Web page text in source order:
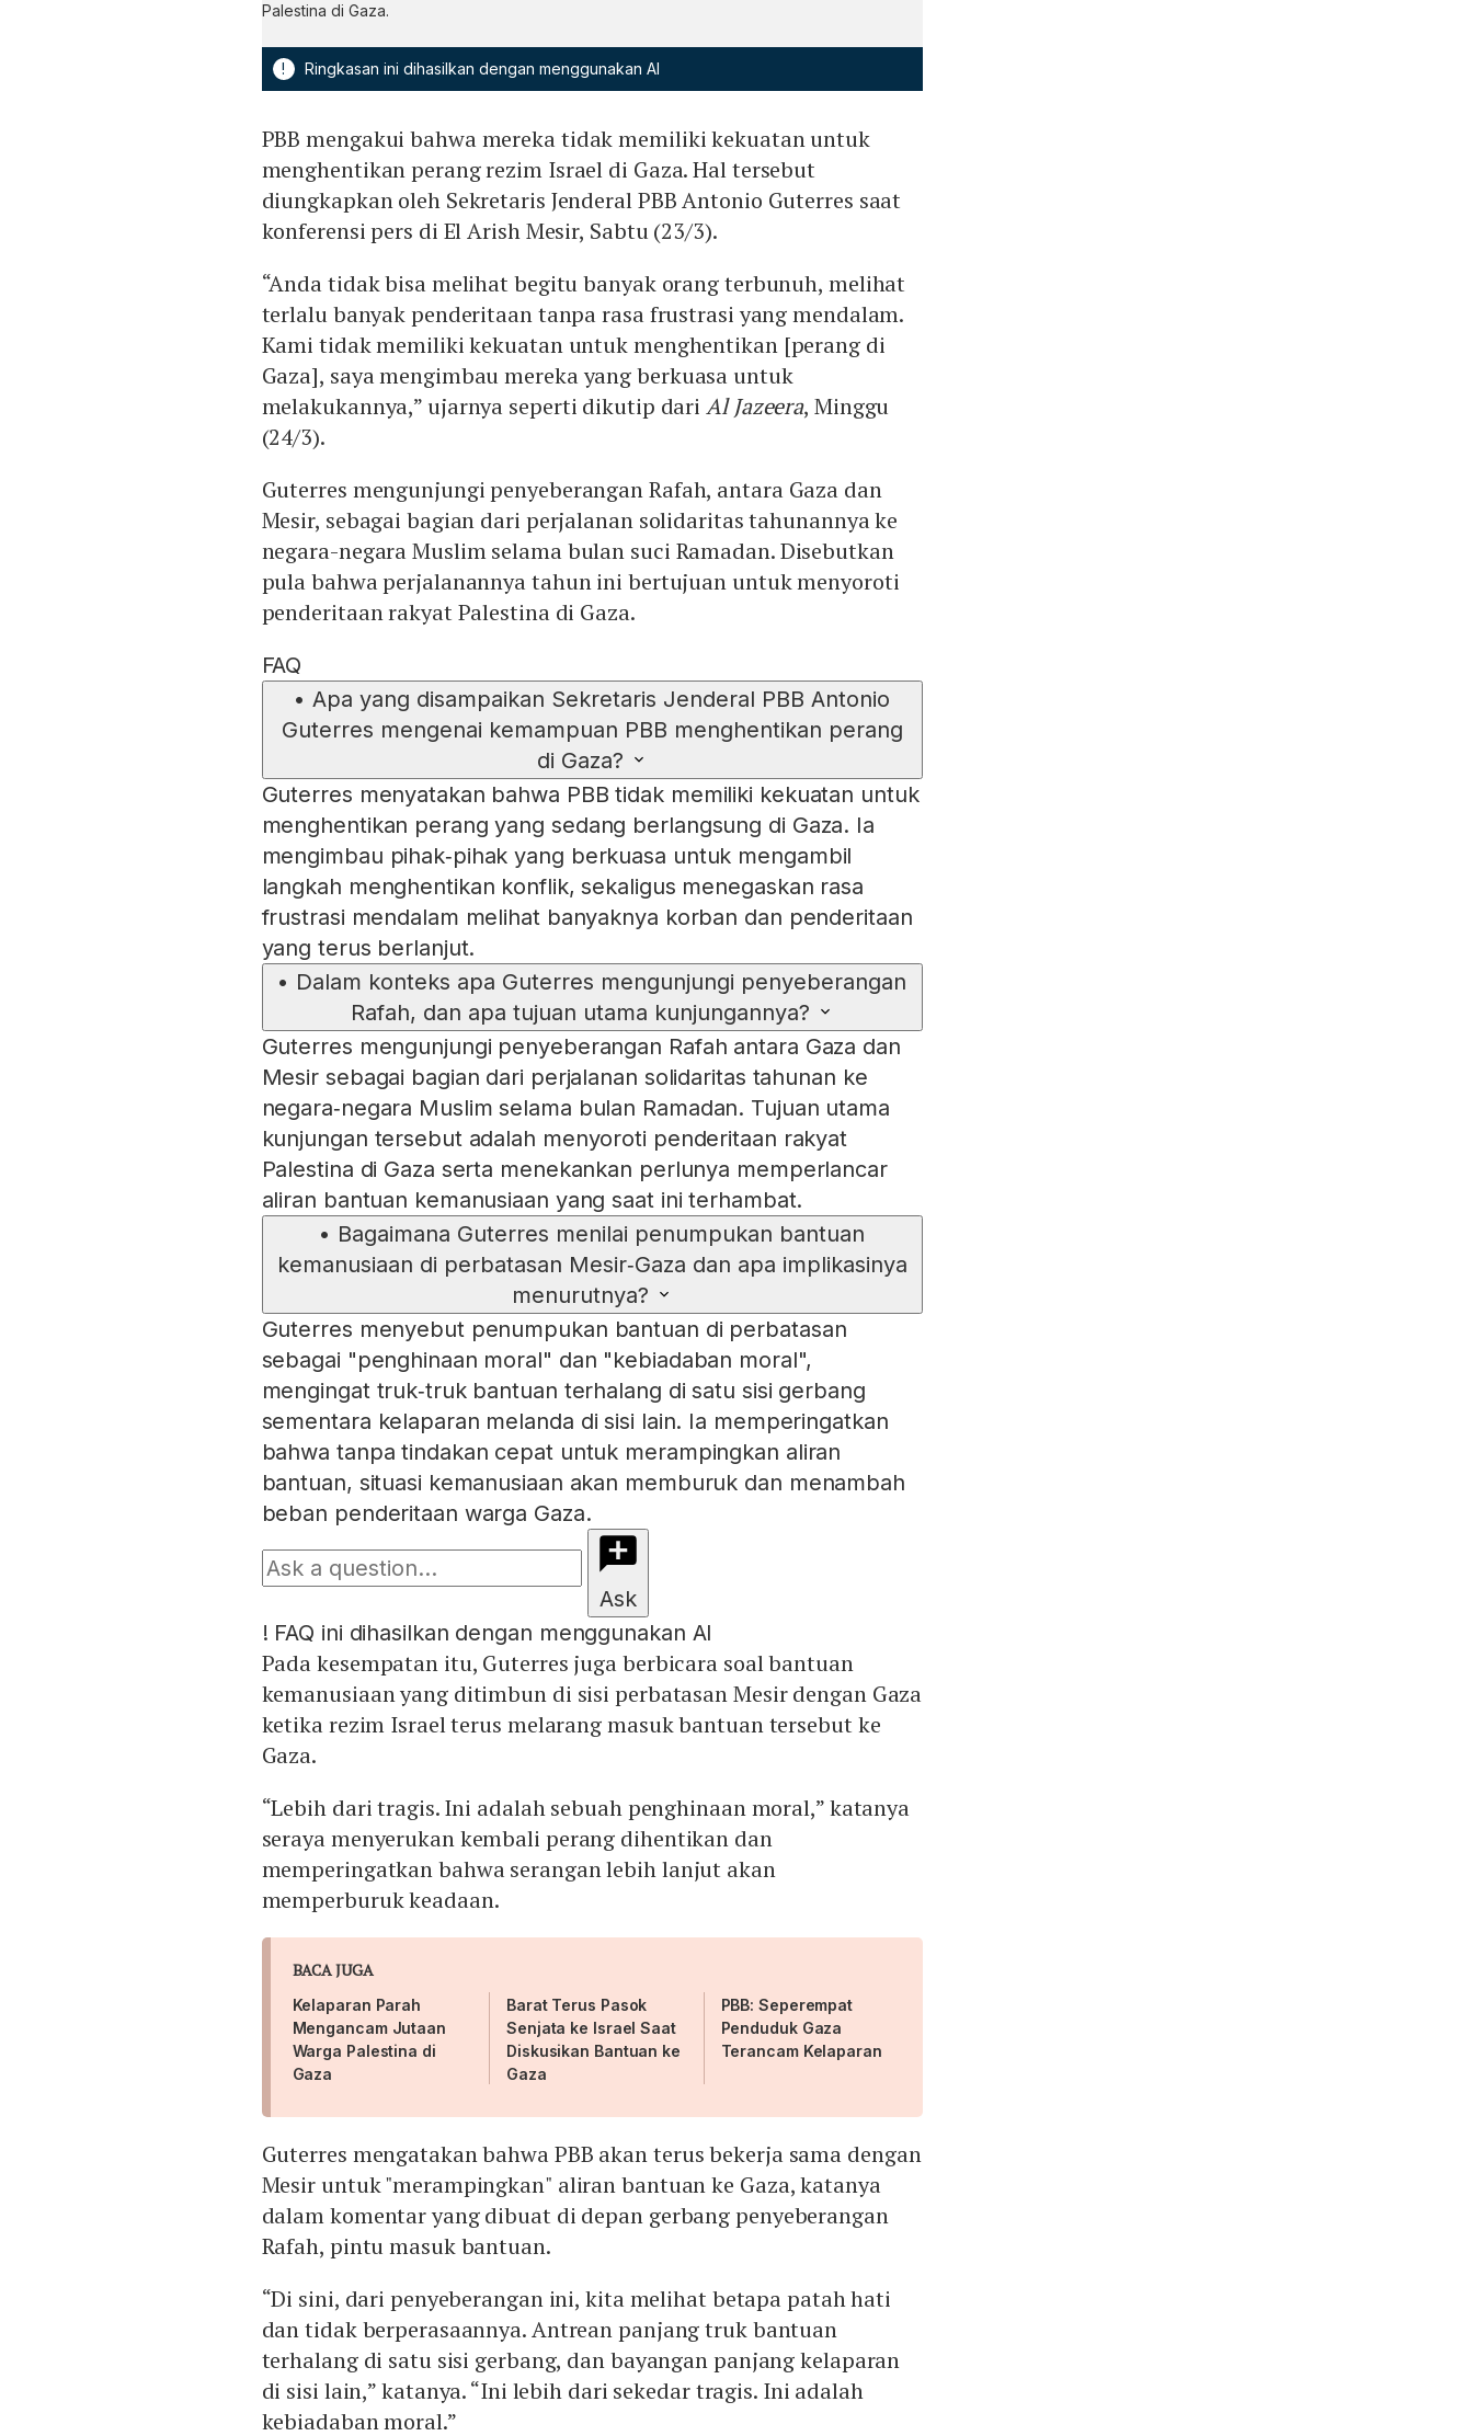
Palestina di Gaza.
! Ringkasan ini dihasilkan dengan menggunakan AI
PBB mengakui bahwa mereka tidak memiliki kekuatan untuk
menghentikan perang rezim Israel di Gaza. Hal tersebut
diungkapkan oleh Sekretaris Jenderal PBB Antonio Guterres saat
konferensi pers di El Arish Mesir, Sabtu (23/3).
“Anda tidak bisa melihat begitu banyak orang terbunuh, melihat
terlalu banyak penderitaan tanpa rasa frustrasi yang mendalam.
Kami tidak memiliki kekuatan untuk menghentikan [perang di
Gaza], saya mengimbau mereka yang berkuasa untuk
melakukannya,” ujarnya seperti dikutip dariAl Jazeera, Minggu
(24/3).
Guterres mengunjungi penyeberangan Rafah, antara Gaza dan
Mesir, sebagai bagian dari perjalanan solidaritas tahunannya ke
negara-negara Muslim selama bulan suci Ramadan. Disebutkan
pula bahwa perjalanannya tahun ini bertujuan untuk menyoroti
penderitaan rakyat Palestina di Gaza.
FAQ
• Apa yang disampaikan Sekretaris Jenderal PBB Antonio
Guterres mengenai kemampuan PBB menghentikan perang
di Gaza?
Guterres menyatakan bahwa PBB tidak memiliki kekuatan untuk
menghentikan perang yang sedang berlangsung di Gaza. Ia
mengimbau pihak‑pihak yang berkuasa untuk mengambil
langkah menghentikan konflik, sekaligus menegaskan rasa
frustrasi mendalam melihat banyaknya korban dan penderitaan
yang terus berlanjut.
• Dalam konteks apa Guterres mengunjungi penyeberangan
Rafah, dan apa tujuan utama kunjungannya?
Guterres mengunjungi penyeberangan Rafah antara Gaza dan
Mesir sebagai bagian dari perjalanan solidaritas tahunan ke
negara‑negara Muslim selama bulan Ramadan. Tujuan utama
kunjungan tersebut adalah menyoroti penderitaan rakyat
Palestina di Gaza serta menekankan perlunya memperlancar
aliran bantuan kemanusiaan yang saat ini terhambat.
• Bagaimana Guterres menilai penumpukan bantuan
kemanusiaan di perbatasan Mesir‑Gaza dan apa implikasinya
menurutnya?
Guterres menyebut penumpukan bantuan di perbatasan
sebagai "penghinaan moral" dan "kebiadaban moral",
mengingat truk‑truk bantuan terhalang di satu sisi gerbang
sementara kelaparan melanda di sisi lain. Ia memperingatkan
bahwa tanpa tindakan cepat untuk merampingkan aliran
bantuan, situasi kemanusiaan akan memburuk dan menambah
beban penderitaan warga Gaza.
Ask
! FAQ ini dihasilkan dengan menggunakan AI
Pada kesempatan itu, Guterres juga berbicara soal bantuan
kemanusiaan yang ditimbun di sisi perbatasan Mesir dengan Gaza
ketika rezim Israel terus melarang masuk bantuan tersebut ke
Gaza.
“Lebih dari tragis. Ini adalah sebuah penghinaan moral,” katanya
seraya menyerukan kembali perang dihentikan dan
memperingatkan bahwa serangan lebih lanjut akan
memperburuk keadaan.
BACA JUGA
Kelaparan Parah
Mengancam Jutaan
Warga Palestina di
Gaza
Barat Terus Pasok
Senjata ke Israel Saat
Diskusikan Bantuan ke
Gaza
PBB: Seperempat
Penduduk Gaza
Terancam Kelaparan
Guterres mengatakan bahwa PBB akan terus bekerja sama dengan
Mesir untuk "merampingkan" aliran bantuan ke Gaza, katanya
dalam komentar yang dibuat di depan gerbang penyeberangan
Rafah, pintu masuk bantuan.
“Di sini, dari penyeberangan ini, kita melihat betapa patah hati
dan tidak berperasaannya. Antrean panjang truk bantuan
terhalang di satu sisi gerbang, dan bayangan panjang kelaparan
di sisi lain,” katanya. “Ini lebih dari sekedar tragis. Ini adalah
kebiadaban moral.”